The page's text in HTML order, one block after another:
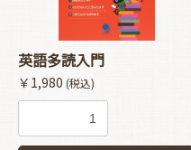
英語多読入門
￥1,980 (税込)